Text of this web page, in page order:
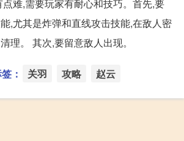
难,需要玩家有耐心和技巧。首先,要
,尤其是炸弹和直线攻击技能,在敌人密
理。 其次,要留意敌人出现。
： 关羽 攻略 赵云